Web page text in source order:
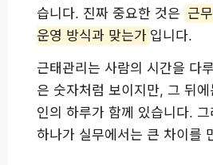
습니다. 진짜 중요한 것은 근
운영 방식과 맞는가 입니다.
근태관리는 사람의 시간을 다
은 숫자처럼 보이지만, 그 뒤
인의 하루가 함께 있습니다.
하나가 실무에서는 큰 차이를